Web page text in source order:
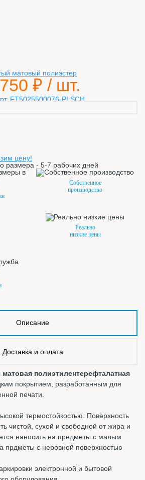
матовый полиэстер
₽ / шт.
цену!
размера - 5-7 рабочих дней
Собственное
производство
Реально
низкие цены
Описание
Доставка и оплата
полиэтилентерефталатная
покрытием, разработанным для
печати.
термостойкостью. Поверхность
чистой, сухой и свободной от жира и
наносить на предметы с малым
прдметы с неровной поверхностью
электронной и бытовой